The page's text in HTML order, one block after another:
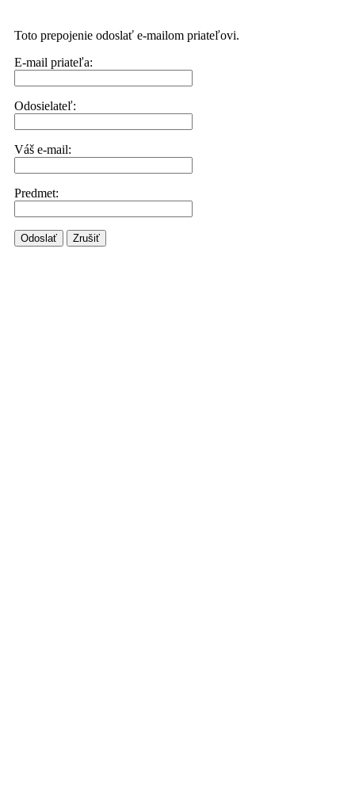
Toto prepojenie odoslať e-mailom priateľovi.
E-mail priateľa:
Odosielateľ:
Váš e-mail:
Predmet:
Odoslať Zrušiť